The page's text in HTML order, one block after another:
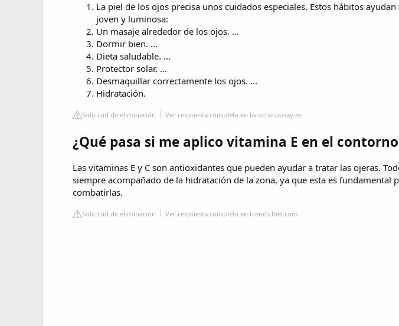
La piel de los ojos precisa unos cuidados especiales. Estos hábitos
joven y luminosa:
Un masaje alrededor de los ojos. ...
Dormir bien. ...
Dieta saludable. ...
Protector solar. ...
Desmaquillar correctamente los ojos. ...
Hidratación.
Solicitud de eliminación Ver respuesta completa en laroche-posay.es
¿Qué pasa si me aplico vitamina E en el
Las vitaminas E y C son antioxidantes que pueden ayudar a tratar las ojeras.
siempre acompañado de la hidratación de la zona, ya que esta es fundamental
combatirlas.
Solicitud de eliminación Ver respuesta completa en trends.lbel.com